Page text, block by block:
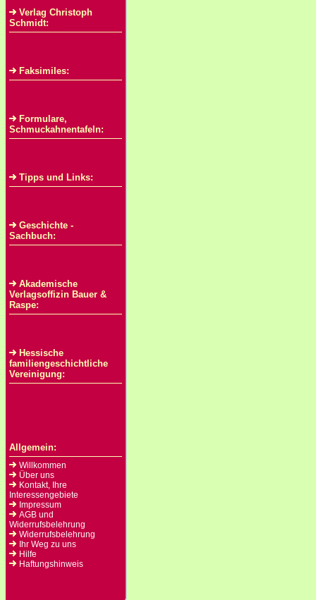
Verlag Christoph
Schmidt:
Faksimiles:
Formulare,
Schmuckahnentafeln:
Tipps und Links:
Geschichte -
Sachbuch:
Akademische
Verlagsoffizin Bauer &
Raspe:
Hessische
familiengeschichtliche
Vereinigung:
Allgemein:
Willkommen
Über uns
Kontakt, Ihre
Interessengebiete
Impressum
AGB und
Widerrufsbelehrung
Widerrufsbelehrung
Ihr Weg zu uns
Hilfe
Haftungshinweis